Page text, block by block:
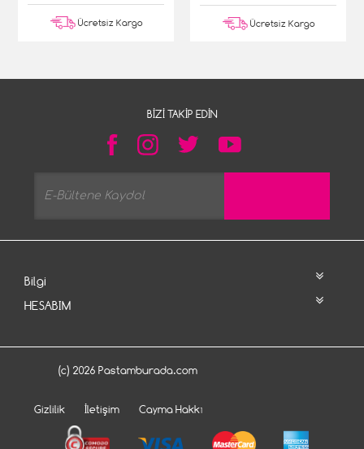
Ücretsiz Kargo Ücretsiz Kargo
BIZI TAKIP EDIN
Bilgi
HESABIM
(c) 2026 Pastamburada.com
Gizlilik İletişim Cayma Hakkı